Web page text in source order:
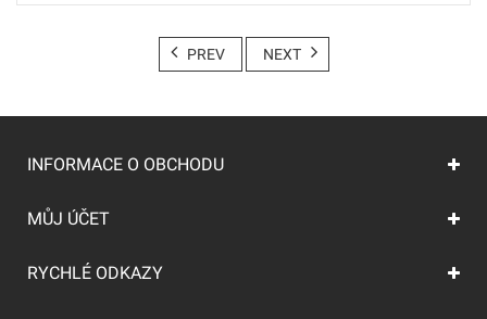
PREV NEXT
INFORMACE O OBCHODU
MŮJ ÚČET
RYCHLÉ ODKAZY